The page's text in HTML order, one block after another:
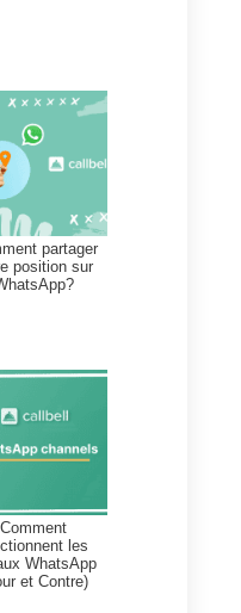
d’utiliser cette
pas qu’il est
d’avoir obtenu
des utilisateurs
numéro bloqué
un spam.
plusieurs
pourrait
le numéro